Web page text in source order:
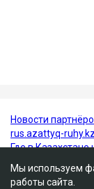
Алматы
Мы используем
работы сайта.